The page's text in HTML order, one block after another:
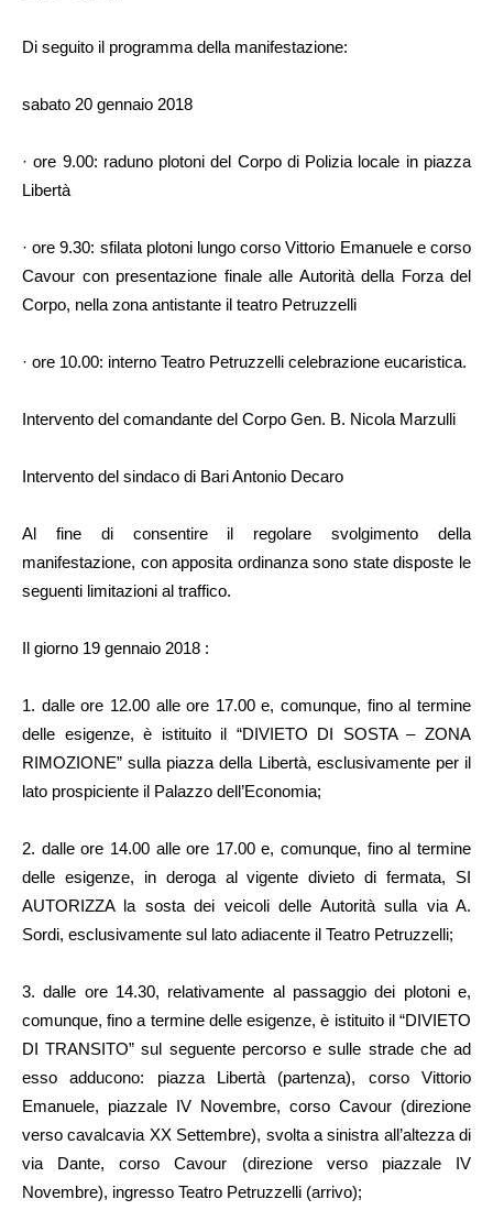
Di seguito il programma della manifestazione:
sabato 20 gennaio 2018
· ore 9.00: raduno plotoni del Corpo di Polizia locale in piazza
Libertà
· ore 9.30: sfilata plotoni lungo corso Vittorio Emanuele e corso
Cavour con presentazione finale alle Autorità della Forza del
Corpo, nella zona antistante il teatro Petruzzelli
· ore 10.00: interno Teatro Petruzzelli celebrazione eucaristica.
Intervento del comandante del Corpo Gen. B. Nicola Marzulli
Intervento del sindaco di Bari Antonio Decaro
Al fine di consentire il regolare svolgimento della
manifestazione, con apposita ordinanza sono state disposte le
seguenti limitazioni al traffico.
Il giorno 19 gennaio 2018 :
1. dalle ore 12.00 alle ore 17.00 e, comunque, fino al termine
delle esigenze, è istituito il “DIVIETO DI SOSTA – ZONA
RIMOZIONE” sulla piazza della Libertà, esclusivamente per il
lato prospiciente il Palazzo dell’Economia;
2. dalle ore 14.00 alle ore 17.00 e, comunque, fino al termine
delle esigenze, in deroga al vigente divieto di fermata, SI
AUTORIZZA la sosta dei veicoli delle Autorità sulla via A.
Sordi, esclusivamente sul lato adiacente il Teatro Petruzzelli;
3. dalle ore 14.30, relativamente al passaggio dei plotoni e,
comunque, fino a termine delle esigenze, è istituito il “DIVIETO
DI TRANSITO” sul seguente percorso e sulle strade che ad
esso adducono: piazza Libertà (partenza), corso Vittorio
Emanuele, piazzale IV Novembre, corso Cavour (direzione
verso cavalcavia XX Settembre), svolta a sinistra all’altezza di
via Dante, corso Cavour (direzione verso piazzale IV
Novembre), ingresso Teatro Petruzzelli (arrivo);